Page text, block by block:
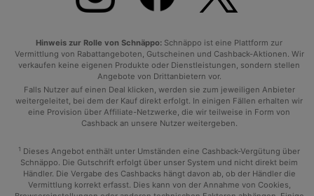
Hinweis zur Rolle von Schnäppo: Schnäppo ist eine Plattform zur
Vermittlung von Rabattangeboten, Gutscheinen und Cashback-Aktionen. Wir
verkaufen keine eigenen Produkte oder Dienstleistungen, sondern stellen
Angebote von Drittanbietern vor.
Falls Nutzer auf einen Deal klicken, werden sie zum jeweiligen Anbieter
weitergeleitet, bei dem der Kauf direkt erfolgt. In einigen Fällen erhalten wir
eine Provision über Affiliate-Netzwerke, die wir teilweise in Form von
Cashback an unsere Nutzer weitergeben.
1 Dieses Angebot enthält unter Umständen eine Cashback-Vergütung über
Schnäppo. Die Gutschrift erfolgt über unser System und nicht direkt beim
Händler. Die Vergabe des Cashbacks hängt davon ab, ob der Händler die
Vermittlung korrekt erfasst. Dies kann von der Annahme von Cookies,